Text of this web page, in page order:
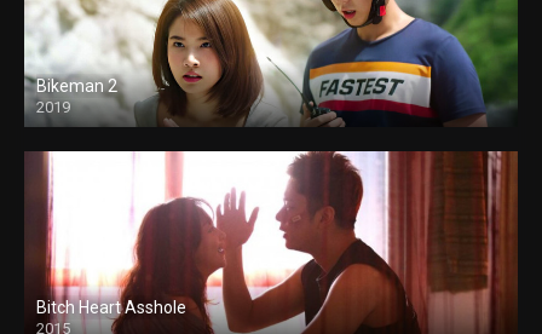
Bikeman 2
2019
Bitch Heart Asshole
2015